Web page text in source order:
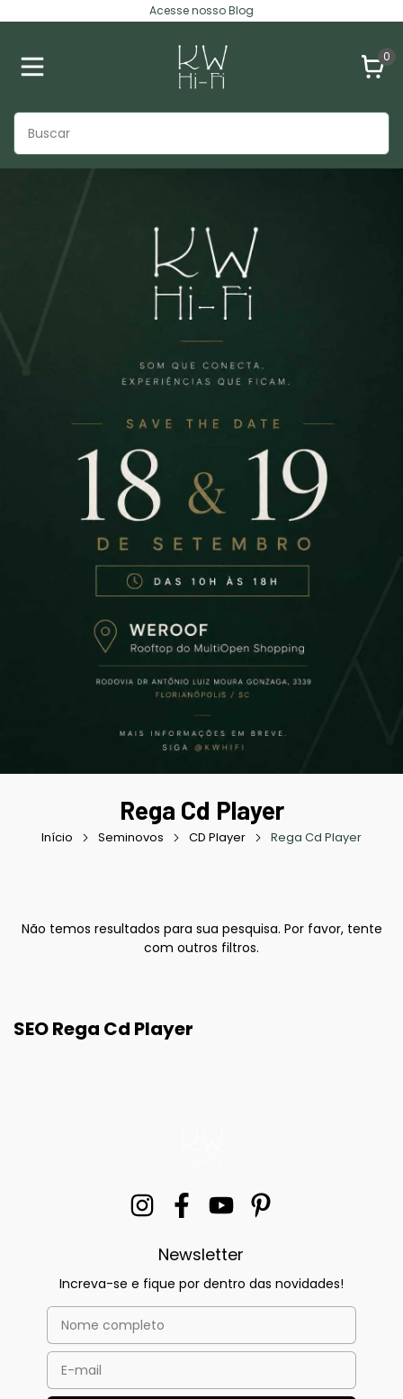
Acesse nosso Blog
0
Rega Cd Player
Início Seminovos CD Player Rega Cd Player
Não temos resultados para sua pesquisa. Por favor, tente
com outros filtros.
SEO Rega Cd Player
Newsletter
Increva-se e fique por dentro das novidades!